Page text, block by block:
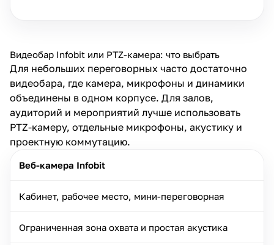
Видеобар Infobit или PTZ-камера: что выбрать
Для небольших переговорных часто достаточно
видеобара, где камера, микрофоны и динамики
объединены в одном корпусе. Для залов,
аудиторий и мероприятий лучше использовать
PTZ-камеру, отдельные микрофоны, акустику и
проектную коммутацию.
Веб-камера Infobit
Кабинет, рабочее место, мини-переговорная
Ограниченная зона охвата и простая акустика